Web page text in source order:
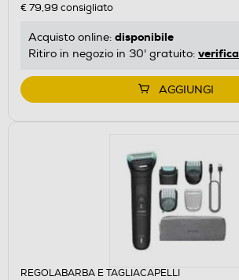
€ 79,99 consigliato
Acquisto online: disponibile
Ritiro in negozio in 30' gratuito: verifica
AGGIUNGI
REGOLABARBA E TAGLIACAPELLI